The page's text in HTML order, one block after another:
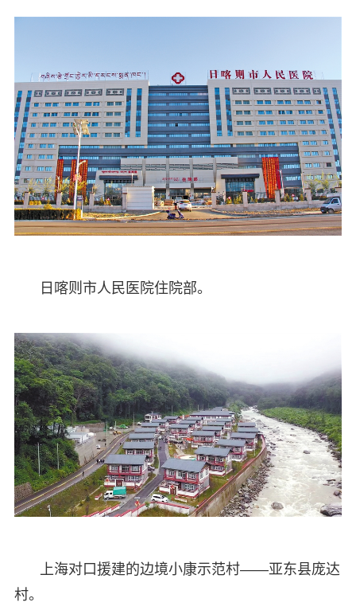
日喀则市人民医院住院部。
上海对口援建的边境小康示范村——亚东县庞达
村。